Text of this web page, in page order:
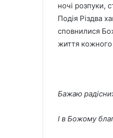
ночі розпуки,
Подія Різдва
сповнилися
життя кожного
Бажаю
І в Божому